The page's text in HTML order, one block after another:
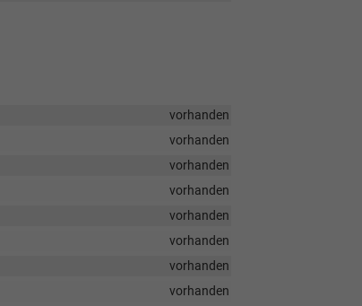
vorhanden
vorhanden
vorhanden
vorhanden
vorhanden
vorhanden
vorhanden
vorhanden